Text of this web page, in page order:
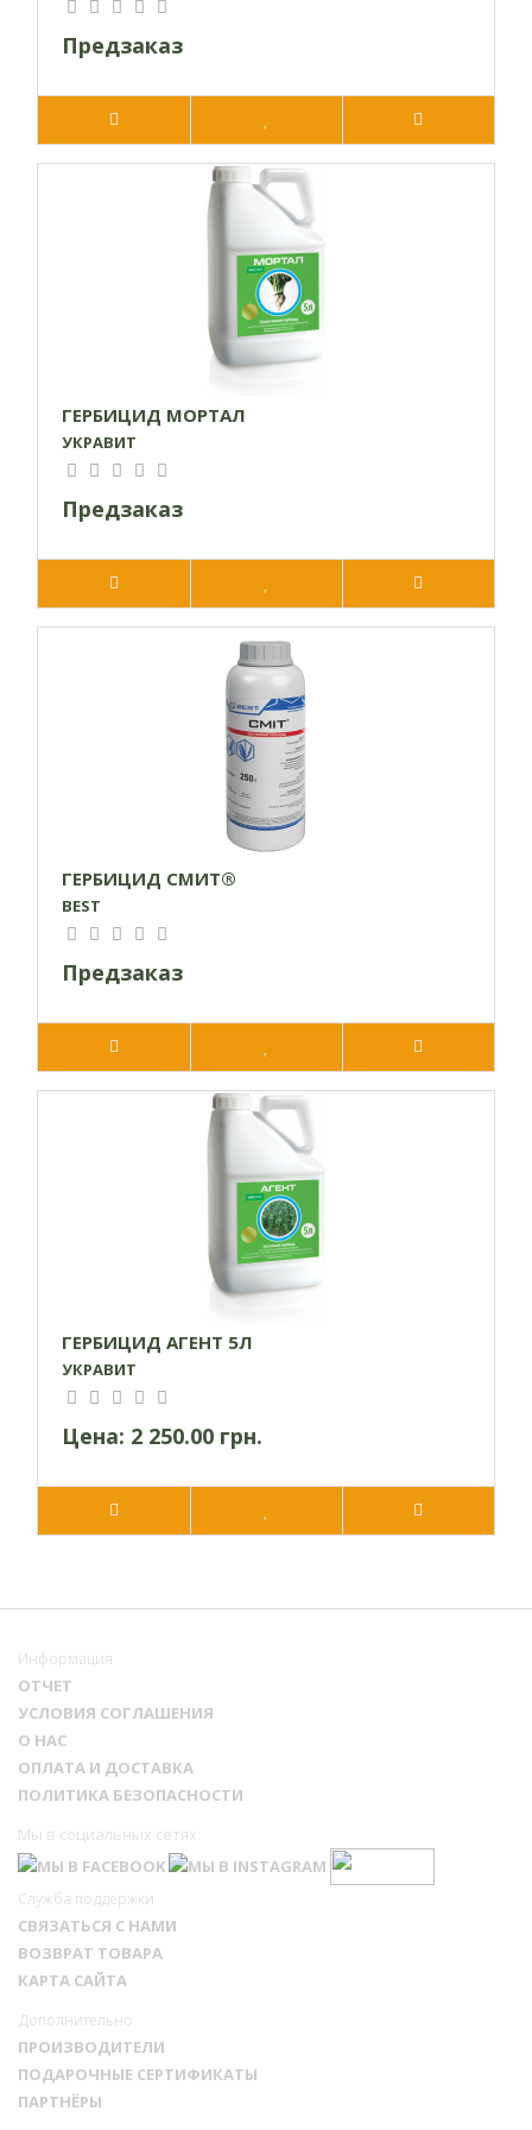
междурядной обработки почвы после применения препарата
сорняки, которые прорастают из семян. Если на момент
опрыскивания сорняки проросли и образовали настоящие
листья, эффективность контроля существенно снижается
Внимание! Не использовать в теплицах из-за вероятности
проявления фитотоксичности относительно культурных
Предзаказ
ГЕРБИЦИД МОРТАЛ
УКРАВИТ
Предзаказ
ГЕРБИЦИД СМИТ®
BEST
Предзаказ
ГЕРБИЦИД АГЕНТ 5Л
УКРАВИТ
Цена: 2 250.00 грн.
Информация
ОТЧЕТ
УСЛОВИЯ СОГЛАШЕНИЯ
О НАС
ОПЛАТА И ДОСТАВКА
ПОЛИТИКА БЕЗОПАСНОСТИ
Мы в социальных сетях:
Служба поддержки
СВЯЗАТЬСЯ С НАМИ
ВОЗВРАТ ТОВАРА
КАРТА САЙТА
Дополнительно
ПРОИЗВОДИТЕЛИ
ПОДАРОЧНЫЕ СЕРТИФИКАТЫ
ПАРТНЁРЫ